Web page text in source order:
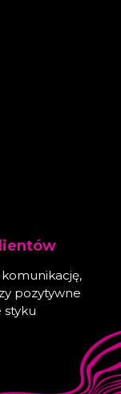
komunikację,
pozytywne
styku